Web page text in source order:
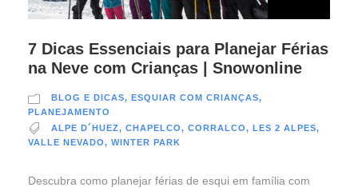
7 Dicas Essenciais para Planejar Férias
na Neve com Crianças | Snowonline
BLOG E DICAS, ESQUIAR COM CRIANÇAS,
PLANEJAMENTO
ALPE D´HUEZ, CHAPELCO, CORRALCO, LES 2 ALPES,
VALLE NEVADO, WINTER PARK
Descubra como planejar férias de esqui em família com